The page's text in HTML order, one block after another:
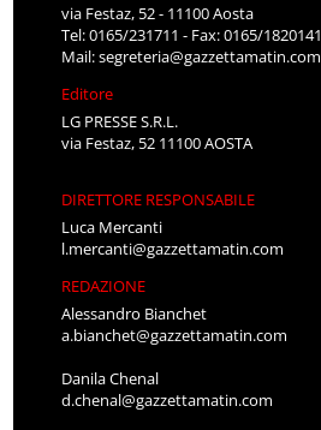
via Festaz, 52 - 11100 Aosta
Tel: 0165/231711 - Fax: 0165/1820141
Mail:segreteria@gazzettamatin.com
Editore
LG PRESSE S.R.L.
via Festaz, 52 11100 AOSTA
DIRETTORE RESPONSABILE
Luca Mercanti
l.mercanti@gazzettamatin.com
REDAZIONE
Alessandro Bianchet
a.bianchet@gazzettamatin.com
Danila Chenal
d.chenal@gazzettamatin.com